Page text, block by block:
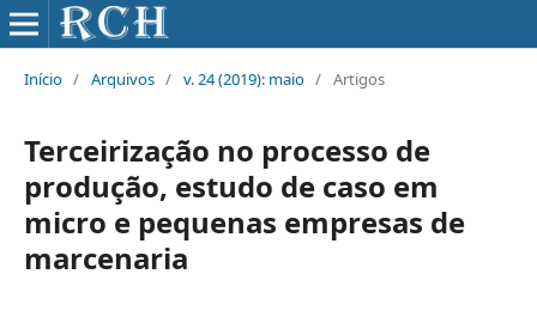
Início / Arquivos / v. 24 (2019): maio / Artigos
Terceirização no processo de
produção, estudo de caso em
micro e pequenas empresas de
marcenaria